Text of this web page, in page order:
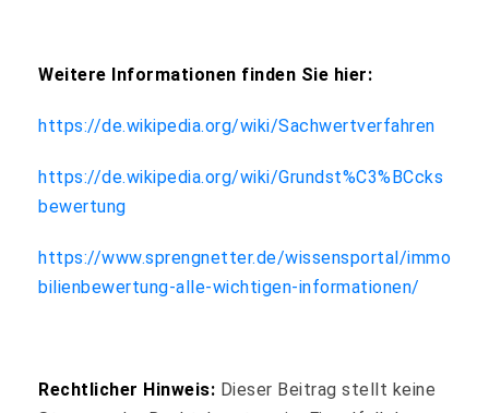
Weitere Informationen finden Sie hier:
https://de.wikipedia.org/wiki/Sachwertverfahren
https://de.wikipedia.org/wiki/Grundst%C3%BCcks
bewertung
https://www.sprengnetter.de/wissensportal/immo
bilienbewertung-alle-wichtigen-informationen/
Rechtlicher Hinweis: Dieser Beitrag stellt keine